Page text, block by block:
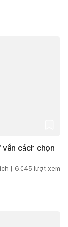
vấn cách chọn
| 6.045 lượt xem